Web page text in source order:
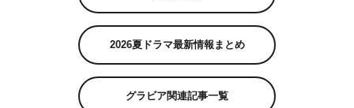
2026夏ドラマ最新情報まとめ
グラビア関連記事一覧